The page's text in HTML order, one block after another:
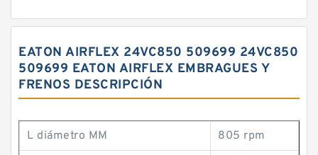
EATON AIRFLEX 24VC850 509699 24VC850
509699 EATON AIRFLEX EMBRAGUES Y
FRENOS DESCRIPCIÓN
L diámetro MM 805 rpm